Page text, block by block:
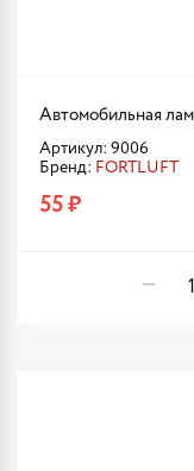
Автомобильная
Артикул: 9006
Бренд: FORTLUFT
55 ₽